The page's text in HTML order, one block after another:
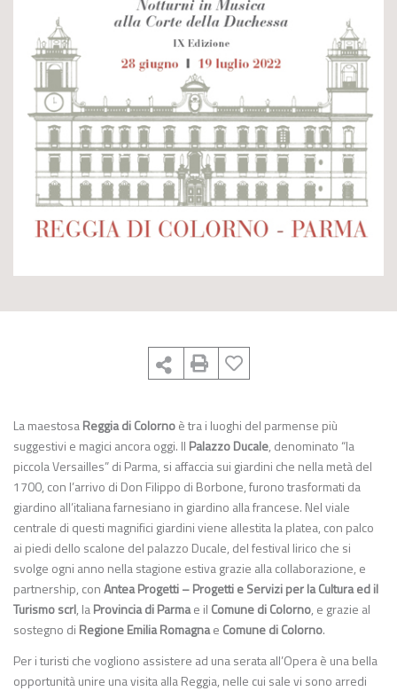
La maestosaReggia di Colornoè tra i luoghi del parmense più
suggestivi e magici ancora oggi. Il Palazzo Ducale, denominato “la
piccola Versailles” di Parma, si affaccia sui giardini che nella metà del
1700, con l’arrivo di Don Filippo di Borbone, furono trasformati da
giardino all’italiana farnesiano in giardino alla francese. Nel viale
centrale di questi magnifici giardini viene allestita la platea, con palco
ai piedi dello scalone del palazzo Ducale, del festival lirico che si
svolge ogni anno nella stagione estiva grazie alla collaborazione, e
partnership, conAntea Progetti – Progetti e Servizi per la Cultura ed il
Turismo scrl, laProvincia di Parmae il Comune di Colorno, e grazie al
sostegno di Regione Emilia Romagnae Comune di Colorno.
Per i turisti che vogliono assistere ad una serata all’Opera è una bella
opportunità unire una visita alla Reggia, nelle cui sale vi sono arredi